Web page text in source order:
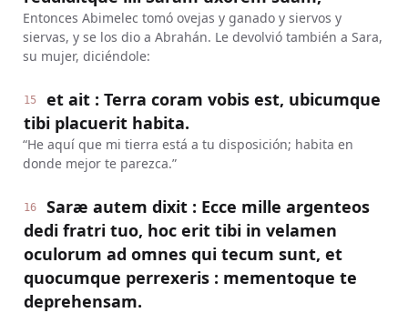
Entonces Abimelec tomó ovejas y ganado y siervos y
siervas, y se los dio a Abrahán. Le devolvió también a Sara,
su mujer, diciéndole:
15
et ait : Terra coram vobis est, ubicumque
tibi placuerit habita.
“He aquí que mi tierra está a tu disposición; habita en
donde mejor te parezca.”
16
Saræ autem dixit : Ecce mille argenteos
dedi fratri tuo, hoc erit tibi in velamen
oculorum ad omnes qui tecum sunt, et
quocumque perrexeris : mementoque te
deprehensam.